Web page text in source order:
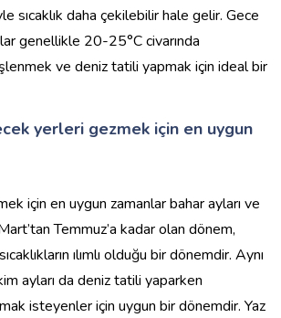
sıcaklık daha çekilebilir hale gelir. Gece
genellikle 20-25°C civarında
ve deniz tatili yapmak için ideal bir
yerleri gezmek için en uygun
için en uygun zamanlar bahar ayları ve
Temmuz’a kadar olan dönem,
ılımlı olduğu bir dönemdir. Aynı
ayları da deniz tatili yaparken
isteyenler için uygun bir dönemdir. Yaz